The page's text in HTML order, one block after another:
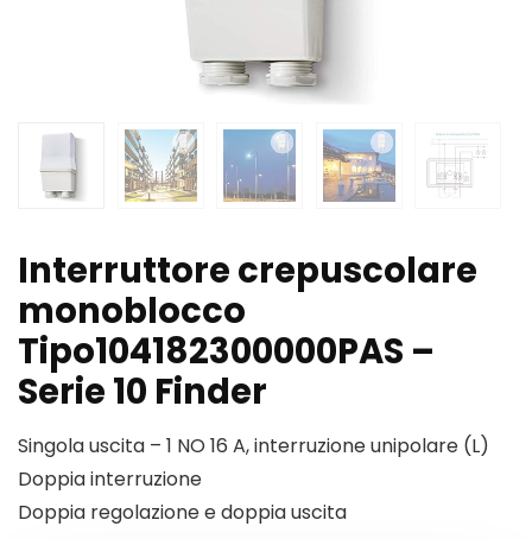
Interruttore crepuscolare
monoblocco
Tipo104182300000PAS –
Serie 10 Finder
Singola uscita – 1 NO 16 A, interruzione unipolare (L)
Doppia interruzione
Doppia regolazione e doppia uscita